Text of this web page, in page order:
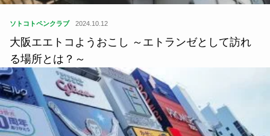
ソトコトペンクラブ 2024.10.12
大阪エエトコようおこし ～エトランゼとして訪れ
る場所とは？～